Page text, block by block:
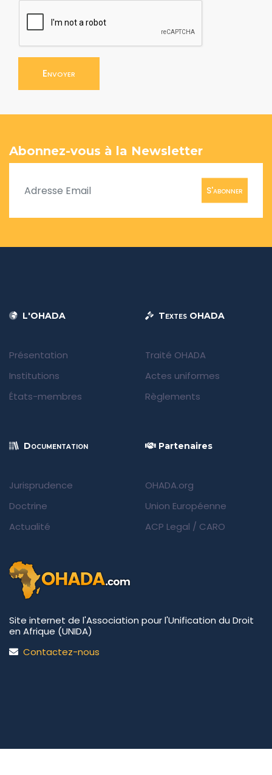
Envoyer
Abonnez-vous à la Newsletter
S'abonner
L'OHADA
Présentation
Institutions
États-membres
Textes OHADA
Traité OHADA
Actes uniformes
Règlements
Documentation
Jurisprudence
Doctrine
Actualité
Partenaires
OHADA.org
Union Européenne
ACP Legal / CARO
Site internet de l'Association pour l'Unification du Droit
en Afrique (UNIDA)
Contactez-nous